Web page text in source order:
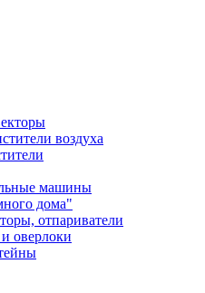
воздуха
машины
дома"
отпариватели
оверлоки